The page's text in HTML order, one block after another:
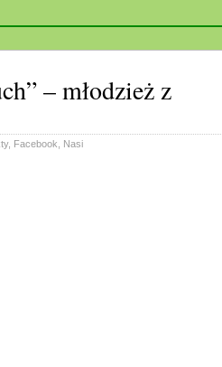
– młodzież z
, Facebook
Nasi